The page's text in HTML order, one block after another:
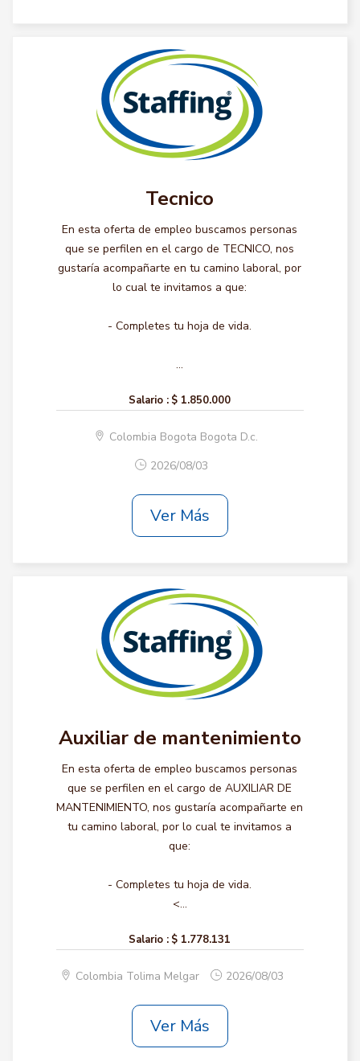
Tecnico
En esta oferta de empleo buscamos personas
que se perfilen en el cargo de TECNICO, nos
gustaría acompañarte en tu camino laboral, por
lo cual te invitamos a que:
- Completes tu hoja de vida.
...
Salario : $ 1.850.000
Colombia Bogota Bogota D.c.
2026/08/03
Ver Más
Auxiliar de mantenimiento
En esta oferta de empleo buscamos personas
que se perfilen en el cargo de AUXILIAR DE
MANTENIMIENTO, nos gustaría acompañarte en
tu camino laboral, por lo cual te invitamos a
que:
- Completes tu hoja de vida.
<...
Salario : $ 1.778.131
Colombia Tolima Melgar 2026/08/03
Ver Más